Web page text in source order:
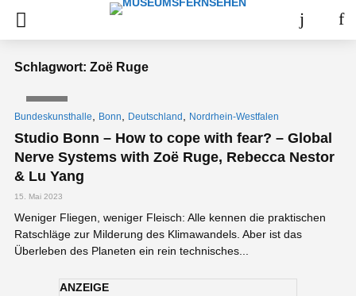
Schlagwort: Zoë Ruge
Bundeskunsthalle Bonn Deutschland Nordrhein-Westfalen
Studio Bonn – How to cope with fear? – Global
Nerve Systems with Zoë Ruge, Rebecca Nestor
& Lu Yang
15. Mai 2023
Weniger Fliegen, weniger Fleisch: Alle kennen die praktischen
Ratschläge zur Milderung des Klimawandels. Aber ist das
Überleben des Planeten ein rein technisches...
ANZEIGE